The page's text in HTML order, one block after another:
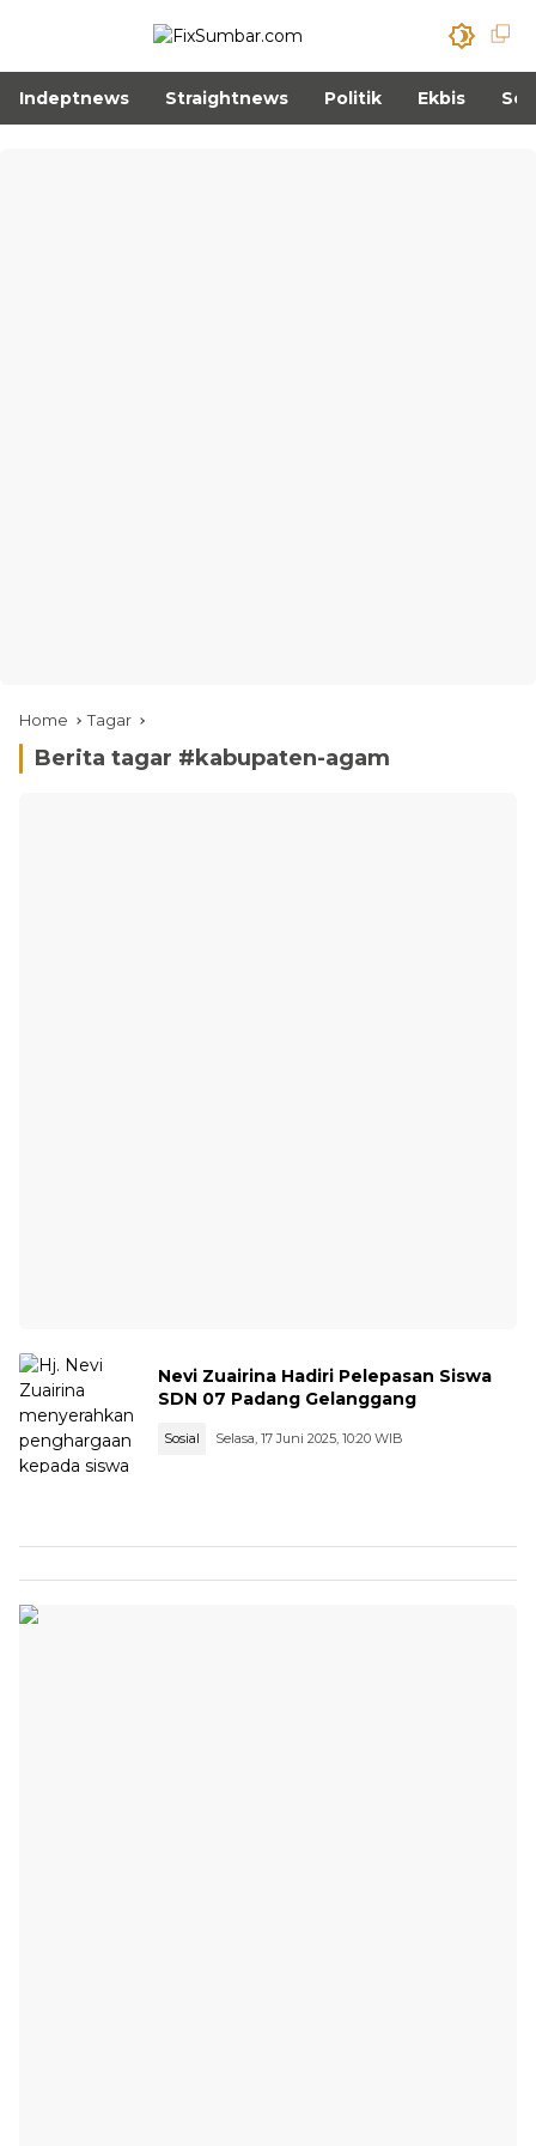
Indeptnews Straightnews Politik Ekbis
Home Tagar
Berita tagar #kabupaten-agam
Nevi Zuairina Hadiri Pelepasan Siswa
SDN 07 Padang Gelanggang
Sosial Selasa, 17 Juni 2025, 10:20 WIB